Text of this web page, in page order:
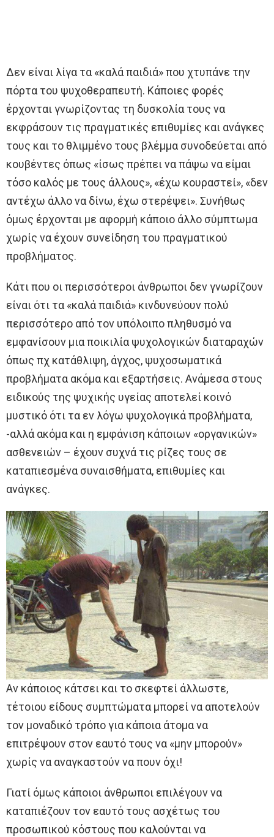
Δεν είναι λίγα τα «καλά παιδιά» που χτυπάνε την
πόρτα του ψυχοθεραπευτή. Κάποιες φορές
έρχονται γνωρίζοντας τη δυσκολία τους να
εκφράσουν τις πραγματικές επιθυμίες και ανάγκες
τους και το θλιμμένο τους βλέμμα συνοδεύεται από
κουβέντες όπως «ίσως πρέπει να πάψω να είμαι
τόσο καλός με τους άλλους», «έχω κουραστεί», «δεν
αντέχω άλλο να δίνω, έχω στερέψει». Συνήθως
όμως έρχονται με αφορμή κάποιο άλλο σύμπτωμα
χωρίς να έχουν συνείδηση του πραγματικού
προβλήματος.
Κάτι που οι περισσότεροι άνθρωποι δεν γνωρίζουν
είναι ότι τα «καλά παιδιά» κινδυνεύουν πολύ
περισσότερο από τον υπόλοιπο πληθυσμό να
εμφανίσουν μια ποικιλία ψυχολογικών διαταραχών
όπως πχ κατάθλιψη, άγχος, ψυχοσωματικά
προβλήματα ακόμα και εξαρτήσεις. Ανάμεσα στους
ειδικούς της ψυχικής υγείας αποτελεί κοινό
μυστικό ότι τα εν λόγω ψυχολογικά προβλήματα,
-αλλά ακόμα και η εμφάνιση κάποιων «οργανικών»
ασθενειών – έχουν συχνά τις ρίζες τους σε
καταπιεσμένα συναισθήματα, επιθυμίες και
ανάγκες.
Αν κάποιος κάτσει και το σκεφτεί άλλωστε,
τέτοιου είδους συμπτώματα μπορεί να αποτελούν
τον μοναδικό τρόπο για κάποια άτομα να
επιτρέψουν στον εαυτό τους να «μην μπορούν»
χωρίς να αναγκαστούν να πουν όχι!
Γιατί όμως κάποιοι άνθρωποι επιλέγουν να
καταπιέζουν τον εαυτό τους ασχέτως του
προσωπικού κόστους που καλούνται να